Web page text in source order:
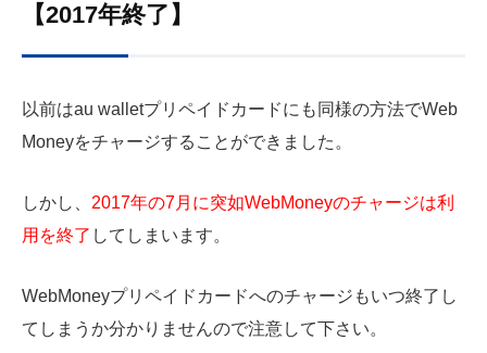
【2017年終了】
以前はau walletプリペイドカードにも同様の方法でWeb
Moneyをチャージすることができました。
しかし、 2017年の7月に突如WebMoneyのチャージは利
用を終了 してしまいます。
WebMoneyプリペイドカードへのチャージもいつ終了し
てしまうか分かりませんので注意して下さい。